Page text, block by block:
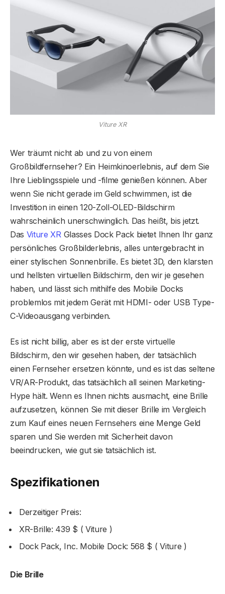
Viture XR
Wer träumt nicht ab und zu von einem
Großbildfernseher? Ein Heimkinoerlebnis, auf dem Sie
Ihre Lieblingsspiele und -filme genießen können. Aber
wenn Sie nicht gerade im Geld schwimmen, ist die
Investition in einen 120-Zoll-OLED-Bildschirm
wahrscheinlich unerschwinglich. Das heißt, bis jetzt.
Das Viture XR Glasses Dock Pack bietet Ihnen Ihr ganz
persönliches Großbilderlebnis, alles untergebracht in
einer stylischen Sonnenbrille. Es bietet 3D, den klarsten
und hellsten virtuellen Bildschirm, den wir je gesehen
haben, und lässt sich mithilfe des Mobile Docks
problemlos mit jedem Gerät mit HDMI- oder USB Type-
C-Videoausgang verbinden.
Es ist nicht billig, aber es ist der erste virtuelle
Bildschirm, den wir gesehen haben, der tatsächlich
einen Fernseher ersetzen könnte, und es ist das seltene
VR/AR-Produkt, das tatsächlich all seinen Marketing-
Hype hält. Wenn es Ihnen nichts ausmacht, eine Brille
aufzusetzen, können Sie mit dieser Brille im Vergleich
zum Kauf eines neuen Fernsehers eine Menge Geld
sparen und Sie werden mit Sicherheit davon
beeindrucken, wie gut sie tatsächlich ist.
Spezifikationen
Derzeitiger Preis:
XR-Brille: 439 $ ( Viture )
Dock Pack, Inc. Mobile Dock: 568 $ ( Viture )
Die Brille